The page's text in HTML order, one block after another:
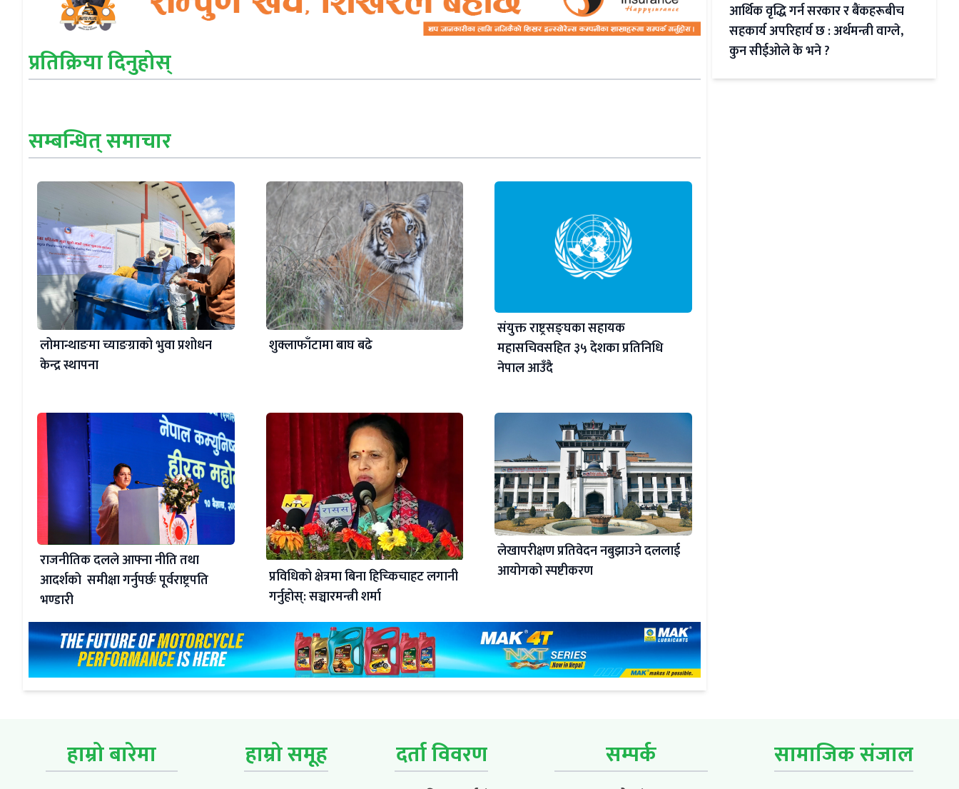
प्रतिक्रिया दिनुहोस्
सम्बन्धित् समाचार
लोमान्थाङमा च्याङग्राको भुवा प्रशोधन
केन्द्र स्थापना
शुक्लाफाँटामा बाघ बढे
संयुक्त राष्ट्रसङ्घका सहायक
महासचिवसहित ३५ देशका प्रतिनिधि
नेपाल आउँदै
राजनीतिक दलले आफ्ना नीति तथा
आदर्शको समीक्षा गर्नुपर्छः पूर्वराष्ट्रपति
भण्डारी
प्रविधिको क्षेत्रमा बिना हिच्किचाहट लगानी
गर्नुहोस्: सञ्चारमन्त्री शर्मा
लेखापरीक्षण प्रतिवेदन नबुझाउने दललाई
आयोगको स्पष्टीकरण
आर्थिक वृद्धि गर्न सरकार र बैंकहरूबीच
सहकार्य अपरिहार्य छ : अर्थमन्त्री वाग्ले,
कुन सीईओले के भने ?
हाम्रो बारेमा हाम्रो समूह दर्ता विवरण सम्पर्क सामाजिक संजाल